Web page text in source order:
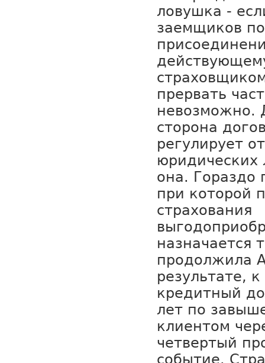
ловушка -
заемщиков
прервать
невозможно.
сторона
регулирует
юридических
она. Гораздо
при которой
страхования
назначается
продолжила
результате,
кредитный
лет по
клиентом
четвертый
событие.